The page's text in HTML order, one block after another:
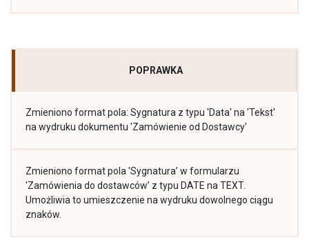
POPRAWKA
Zmieniono format pola: Sygnatura z typu 'Data' na 'Tekst'
na wydruku dokumentu 'Zamówienie od Dostawcy'
Zmieniono format pola 'Sygnatura’ w formularzu
'Zamówienia do dostawców’ z typu DATE na TEXT.
Umożliwia to umieszczenie na wydruku dowolnego ciągu
znaków.